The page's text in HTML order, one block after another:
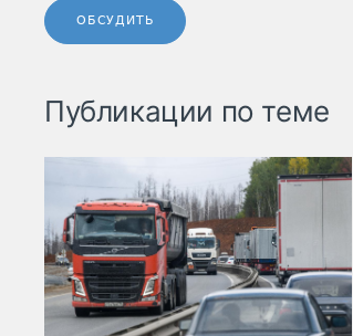
ОБСУДИТЬ
Публикации по теме